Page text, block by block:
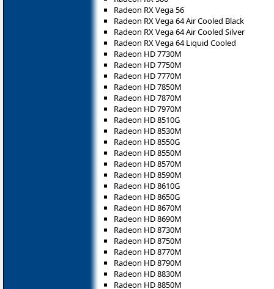
Radeon RX Vega 56
Radeon RX Vega 64 Air Cooled Black
Radeon RX Vega 64 Air Cooled Silver
Radeon RX Vega 64 Liquid Cooled
Radeon HD 7730M
Radeon HD 7750M
Radeon HD 7770M
Radeon HD 7850M
Radeon HD 7870M
Radeon HD 7970M
Radeon HD 8510G
Radeon HD 8530M
Radeon HD 8550G
Radeon HD 8550M
Radeon HD 8570M
Radeon HD 8590M
Radeon HD 8610G
Radeon HD 8650G
Radeon HD 8670M
Radeon HD 8690M
Radeon HD 8730M
Radeon HD 8750M
Radeon HD 8770M
Radeon HD 8790M
Radeon HD 8830M
Radeon HD 8850M